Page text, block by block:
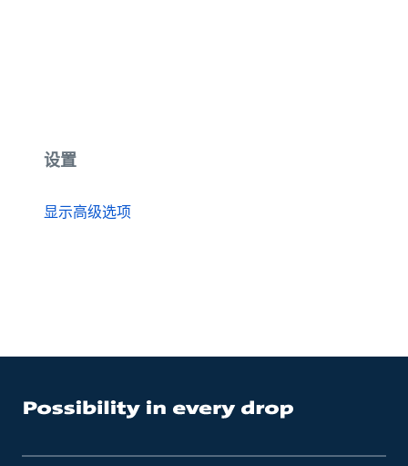
设置
显示高级选项